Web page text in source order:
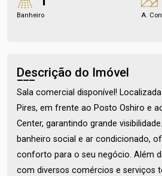
Banheiro A.
Descrição do Imóvel
Sala comercial disponível!
Pires, em frente ao Posto Oshiro e
Center, garantindo grande
banheiro social e ar condicionado,
conforto para o seu negócio. Além
com diversos comércios e serviços